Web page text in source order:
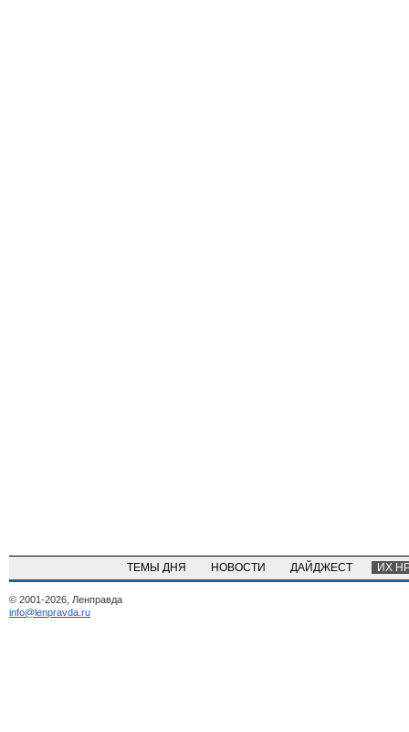
ТЕМЫ ДНЯ НОВОСТИ ДАЙДЖЕСТ ИХ
© 2001-2026, Ленправда
info@lenpravda.ru